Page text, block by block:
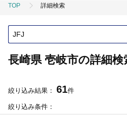
TOP 詳細検索
長崎県 壱岐市の詳細検
絞り込み結果： 61件
絞り込み条件：